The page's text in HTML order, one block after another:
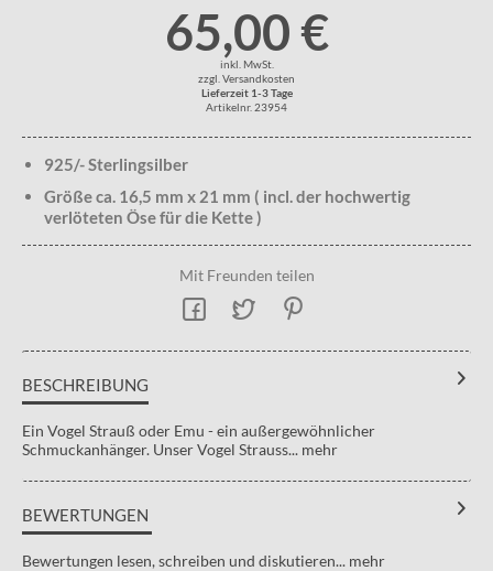
65,00 €
inkl. MwSt.
zzgl. Versandkosten
Lieferzeit 1-3 Tage
Artikelnr. 23954
925/- Sterlingsilber
Größe ca. 16,5 mm x 21 mm ( incl. der hochwertig
verlöteten Öse für die Kette )
Mit Freunden teilen
BESCHREIBUNG
Ein Vogel Strauß oder Emu - ein außergewöhnlicher
Schmuckanhänger. Unser Vogel Strauss... mehr
BEWERTUNGEN
Bewertungen lesen, schreiben und diskutieren... mehr